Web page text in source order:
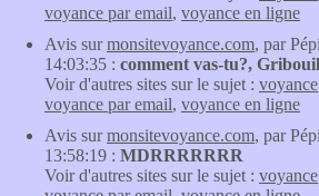
voyance par email, voyance en ligne
Avis surmonsitevoyance.com, par
14:03:35 : comment vas-tu?,
Voir d'autres sites sur le sujet : voyance
voyance par email, voyance en ligne
Avis surmonsitevoyance.com, par
13:58:19 : MDRRRRRRR
Voir d'autres sites sur le sujet : voyance